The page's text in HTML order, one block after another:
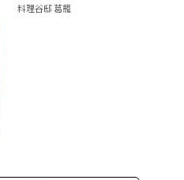
料理谷邸 葛籠